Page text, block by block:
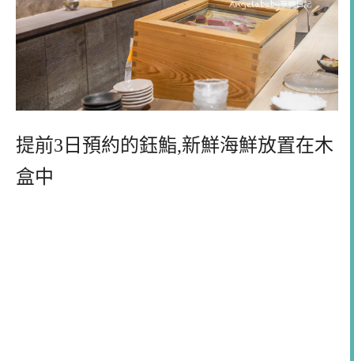
提前3日預約的鈺鮨,新鮮海鮮放置在木
盒中